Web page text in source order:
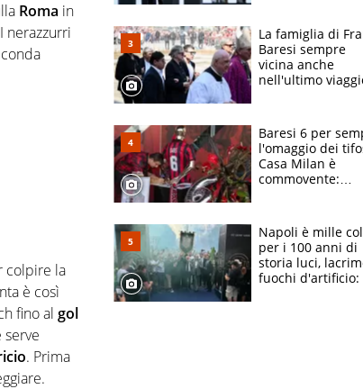
Roma in
nerazzurri
colpire la
è così
fino al gol
serve
. Prima
La famiglia di
Baresi sempre
vicina anche
nell'ultimo
circondati
dall'affetto dei
Baresi 6 per
l'omaggio dei
Casa Milan è
commovente:
bigliettini
Napoli è mille
per i 100 anni di
storia luci,
fuochi d'artificio: